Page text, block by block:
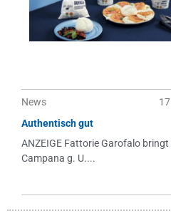
News
Authentisch gut
ANZEIGE Fattorie Garofalo
Campana g. U....